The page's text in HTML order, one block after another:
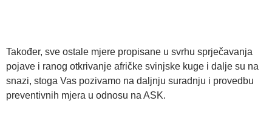
Također, sve ostale mjere propisane u svrhu sprječavanja
pojave i ranog otkrivanje afričke svinjske kuge i dalje su na
snazi, stoga Vas pozivamo na daljnju suradnju i provedbu
preventivnih mjera u odnosu na ASK.